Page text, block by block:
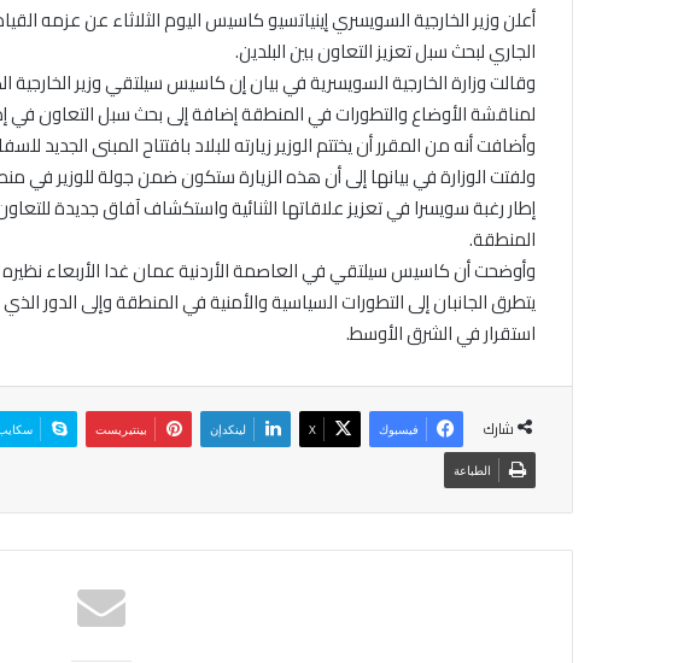
أعلن وزير الخارجية السويسري إينياتسيو كاسيس اليوم الثلاثاء عن عزمه
الجاري لبحث سبل تعزيز التعاون بين البلدين.
لمناقشة الأوضاع والتطورات في المنطقة إضافة إلى بحث سبل التعاون
وأضافت أنه من المقرر أن يختتم الوزير زيارته للبلاد بافتتاح المبنى الجديد
ولفتت الوزارة في بيانها إلى أن هذه الزيارة ستكون ضمن جولة للوزير في
إطار رغبة سويسرا في تعزيز علاقاتها الثنائية واستكشاف آفاق جديدة
المنطقة.
وأوضحت أن كاسيس سيلتقي في العاصمة الأردنية عمان غدا الأربعاء
يتطرق الجانبان إلى التطورات السياسية والأمنية في المنطقة وإلى الدور
استقرار في الشرق الأوسط.
شارك فيسبوك ‫X لينكدإن بينتيريست
الطباعة